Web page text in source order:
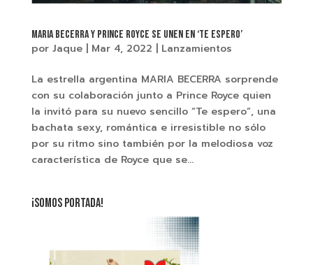
MARIA BECERRA Y PRINCE ROYCE SE UNEN EN ‘TE ESPERO’
por Jaque| Mar 4, 2022 Lanzamientos
La estrella argentina MARIA BECERRA sorprende
con su colaboración junto a Prince Royce quien
la invitó para su nuevo sencillo “Te espero”, una
bachata sexy, romántica e irresistible no sólo
por su ritmo sino también por la melodiosa voz
característica de Royce que se...
¡SOMOS PORTADA!